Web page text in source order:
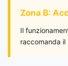
Zona B:
Il
raccomanda il